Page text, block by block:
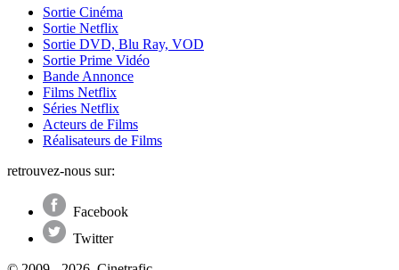
Sortie Cinéma
Sortie Netflix
Sortie DVD, Blu Ray, VOD
Sortie Prime Vidéo
Bande Annonce
Films Netflix
Séries Netflix
Acteurs de Films
Réalisateurs de Films
retrouvez-nous sur:
Facebook
Twitter